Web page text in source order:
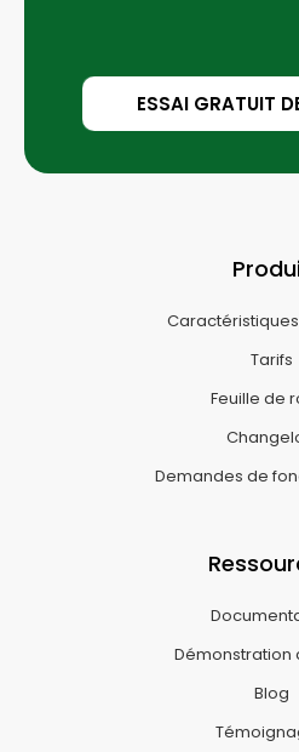
ESSAI GRATUIT
Tarifs
Feuille de
Demandes de
Démonstration
Blog